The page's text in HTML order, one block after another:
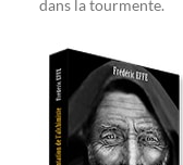
dans la tourmente.